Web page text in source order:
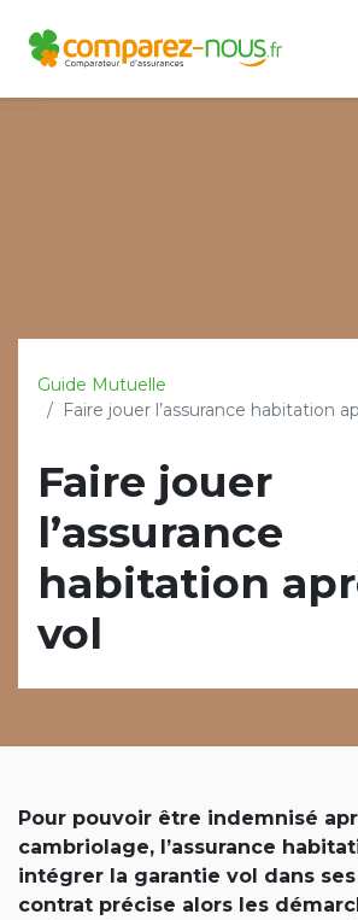
Guide Mutuelle
Faire jouer l’assurance habitation
Faire jouer
l’assurance
habitation
vol
Pour pouvoir être indemnisé
cambriolage, l’assurance
intégrer la garantie vol dans ses
contrat précise alors les